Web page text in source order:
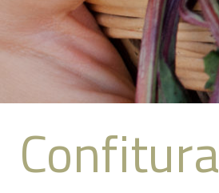
Confitura